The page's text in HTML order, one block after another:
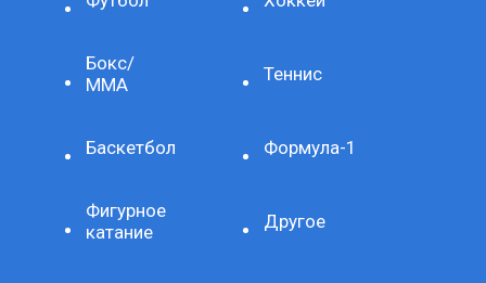
Бокс/
ММА
Теннис
Баскетбол Формула-1
Фигурное
катание
Другое